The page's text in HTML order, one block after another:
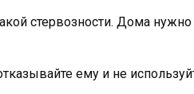
стервозности. Дома нужно
ему и не